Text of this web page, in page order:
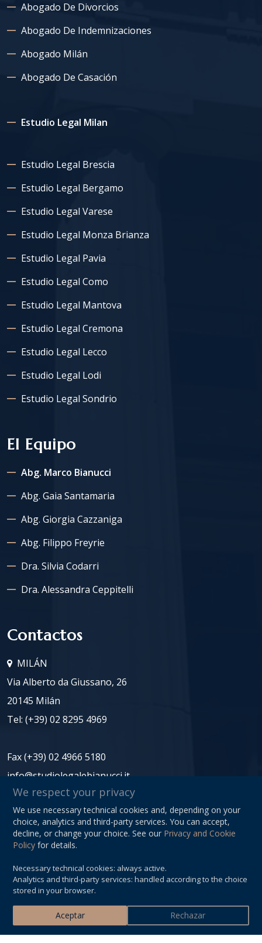
Abogado De Divorcios
Abogado De Indemnizaciones
Abogado Milán
Abogado De Casación
Estudio Legal Milan
Estudio Legal Brescia
Estudio Legal Bergamo
Estudio Legal Varese
Estudio Legal Monza Brianza
Estudio Legal Pavia
Estudio Legal Como
Estudio Legal Mantova
Estudio Legal Cremona
Estudio Legal Lecco
Estudio Legal Lodi
Estudio Legal Sondrio
El Equipo
Abg. Marco Bianucci
Abg. Gaia Santamaria
Abg. Giorgia Cazzaniga
Abg. Filippo Freyrie
Dra. Silvia Codarri
Dra. Alessandra Ceppitelli
Contactos
MILÁN
Via Alberto da Giussano, 26
20145 Milán
Tel: (+39) 02 8295 4969
Fax (+39) 02 4966 5180
info@studiolegalebianucci.it
NIF: 08125620966
Privacy Policy
Sitemap
Cookie Preferences
We respect your privacy
We use necessary technical cookies and, depending on your
choice, analytics and third-party services. You can accept,
decline, or change your choice. See our Privacy and Cookie
Policy for details.
Necessary technical cookies: always active.
Analytics and third-party services: handled according to the choice
stored in your browser.
Aceptar Rechazar